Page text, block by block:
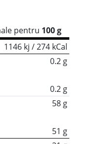
pentru 100 g
1146 kj / 274 kCal
0.2 g
0.2 g
58 g
51 g